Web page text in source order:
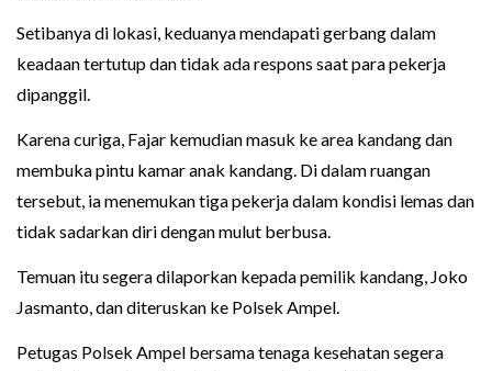
Setibanya di lokasi, keduanya mendapati gerbang dalam
keadaan tertutup dan tidak ada respons saat para pekerja
dipanggil.
Karena curiga, Fajar kemudian masuk ke area kandang dan
membuka pintu kamar anak kandang. Di dalam ruangan
tersebut, ia menemukan tiga pekerja dalam kondisi lemas dan
tidak sadarkan diri dengan mulut berbusa.
Temuan itu segera dilaporkan kepada pemilik kandang, Joko
Jasmanto, dan diteruskan ke Polsek Ampel.
Petugas Polsek Ampel bersama tenaga kesehatan segera